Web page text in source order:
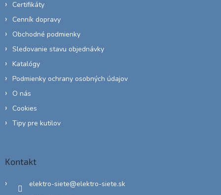
Certifikáty
Cenník dopravy
Obchodné podmienky
Sledovanie stavu objednávky
Katalógy
Podmienky ochrany osobných údajov
O nás
Cookies
Tipy pre kutilov
Kontakt
elektro-siete@elektro-siete.sk